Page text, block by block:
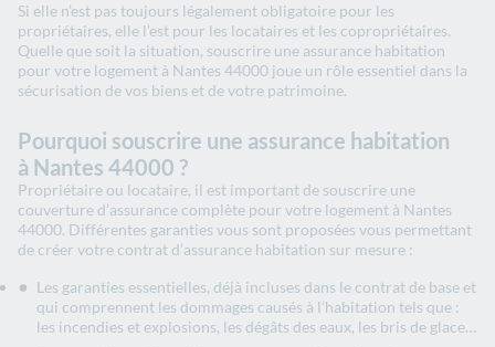
Si elle n’est pas toujours légalement obligatoire pour les
propriétaires, elle l’est pour les locataires et les copropriétaires.
Quelle que soit la situation, souscrire une assurance habitation
pour votre logement à Nantes 44000 joue un rôle essentiel dans la
sécurisation de vos biens et de votre patrimoine.
Pourquoi souscrire une assurance habitation
à Nantes 44000 ?
Propriétaire ou locataire, il est important de souscrire une
couverture d’assurance complète pour votre logement à Nantes
44000. Différentes garanties vous sont proposées vous permettant
de créer votre contrat d’assurance habitation sur mesure :
Les garanties essentielles, déjà incluses dans le contrat de base et
qui comprennent les dommages causés à l’habitation tels que :
les incendies et explosions, les dégâts des eaux, les bris de glace…